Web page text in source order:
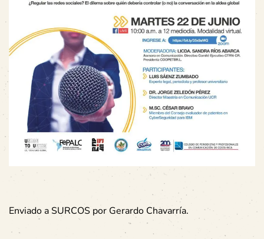
Enviado a SURCOS por Gerardo Chavarría.